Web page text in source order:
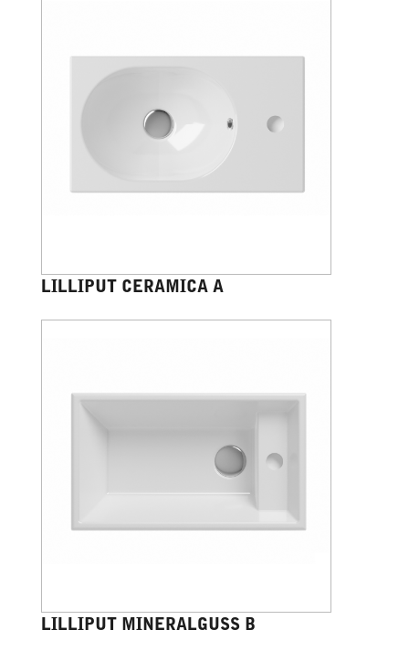
LILLIPUT CERAMICA A
LILLIPUT MINERALGUSS B